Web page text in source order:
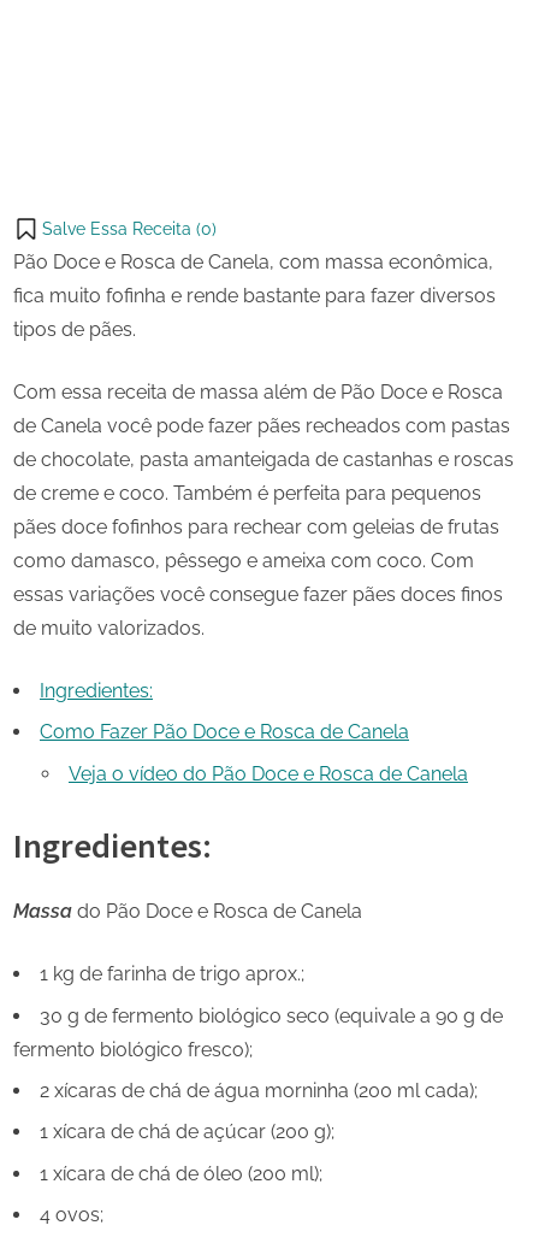
on
X
Salve Essa Receita (0)
Pão Doce e Rosca de Canela, com massa econômica,
fica muito fofinha e rende bastante para fazer diversos
tipos de pães.
Com essa receita de massa além de Pão Doce e Rosca
de Canela você pode fazer pães recheados com pastas
de chocolate, pasta amanteigada de castanhas e roscas
de creme e coco. Também é perfeita para pequenos
pães doce fofinhos para rechear com geleias de frutas
como damasco, pêssego e ameixa com coco. Com
essas variações você consegue fazer pães doces finos
de muito valorizados.
Ingredientes:
Como Fazer Pão Doce e Rosca de Canela
Veja o vídeo do Pão Doce e Rosca de Canela
Ingredientes:
Massa do Pão Doce e Rosca de Canela
1 kg de farinha de trigo aprox.;
30 g de fermento biológico seco (equivale a 90 g de
fermento biológico fresco);
2 xícaras de chá de água morninha (200 ml cada);
1 xícara de chá de açúcar (200 g);
1 xícara de chá de óleo (200 ml);
4 ovos;